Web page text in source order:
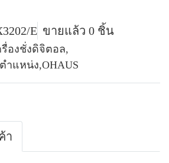
E ขายแล้ว 0 ชิ้น
รื่องชั่งดิจิตอล,
ำแหน่ง,OHAUS
า